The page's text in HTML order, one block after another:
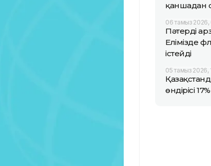
қаншадан
06 тамыз
Пәтерді
Елімізде
істейді
05 тамыз 2026,
өндірісі